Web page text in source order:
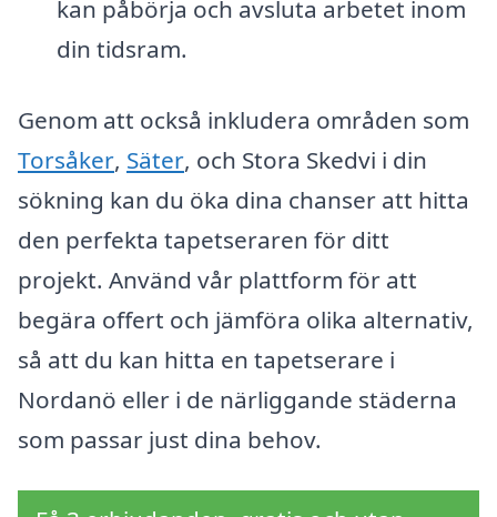
kan påbörja och avsluta arbetet inom
din tidsram.
Genom att också inkludera områden som
Torsåker, Säter, och Stora Skedvi i din
sökning kan du öka dina chanser att hitta
den perfekta tapetseraren för ditt
projekt. Använd vår plattform för att
begära offert och jämföra olika alternativ,
så att du kan hitta en tapetserare i
Nordanö eller i de närliggande städerna
som passar just dina behov.